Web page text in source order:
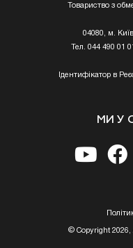
Товариство з
04080, м.
Тел. 044 490 01
Ідентифікатор в
МИ У
© Copyright 2026,